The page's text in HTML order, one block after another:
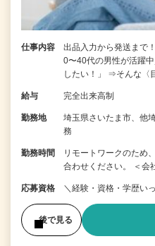
仕事内容
出品入力から発送まで
0〜40代の男性が活躍
したい！」 ⇒そんな〈
給与 完全出来高制
勤務地
埼玉県さいたま市、
務
勤務時間
リモートワークのため
合わせください。 ＜会
応募資格 ＼経験・資格・学歴い
後で見る